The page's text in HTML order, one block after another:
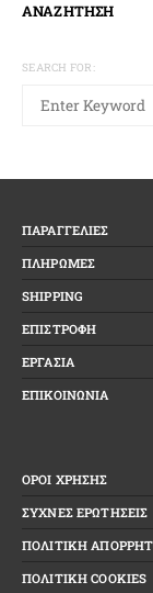
ΑΝΑΖΗΤΗΣΗ
SEARCH FOR:
ΠΑΡΑΓΓΕΛΙΕΣ
ΠΛΗΡΩΜΕΣ
SHIPPING
ΕΠΙΣΤΡΟΦΗ
ΕΡΓΑΣΙΑ
ΕΠΙΚΟΙΝΩΝΙΑ
ΟΡΟΙ ΧΡΗΣΗΣ
ΣΥΧΝΕΣ ΕΡΩΤΗΣΕΙΣ
ΠΟΛΙΤΙΚΗ
ΠΟΛΙΤΙΚΗ COOKIES